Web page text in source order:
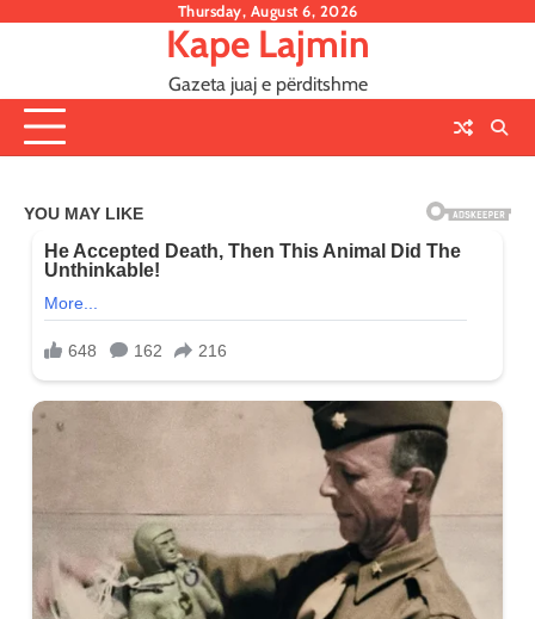
Thursday, August 6, 2026
Kape Lajmin
Gazeta juaj e përditshme